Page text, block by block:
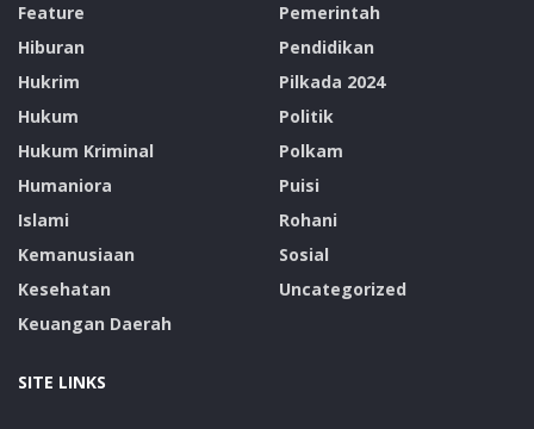
Feature
Hiburan
Hukrim
Hukum
Hukum Kriminal
Humaniora
Islami
Kemanusiaan
Kesehatan
Keuangan Daerah
Pemerintah
Pendidikan
Pilkada 2024
Politik
Polkam
Puisi
Rohani
Sosial
Uncategorized
SITE LINKS